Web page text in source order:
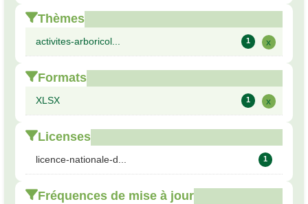
Thèmes
activites-arboricol... 1 x
Formats
XLSX 1 x
Licenses
licence-nationale-d... 1
Fréquences de mise à jour